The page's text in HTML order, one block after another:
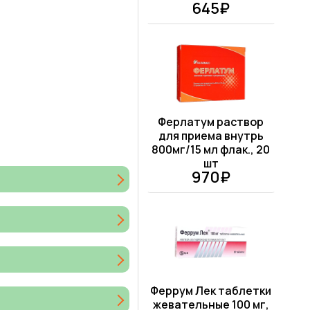
645₽
Ферлатум раствор
для приема внутрь
800мг/15 мл флак., 20
шт
970₽
Феррум Лек таблетки
жевательные 100 мг,